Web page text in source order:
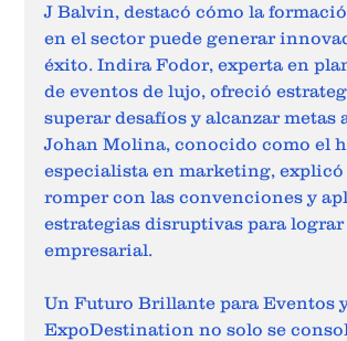
J Balvin, destacó cómo la
en el sector puede generar
éxito. Indira Fodor, experta en
de eventos de lujo, ofreció
superar desafíos y alcanzar metas
Johan Molina, conocido como el
especialista en marketing, explicó
romper con las convenciones y
estrategias disruptivas para
empresarial.
Un Futuro Brillante para Eventos
ExpoDestination no solo se